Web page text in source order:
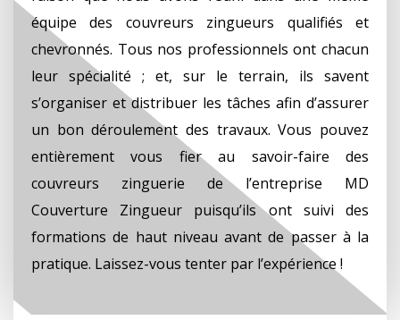
équipe des couvreurs zingueurs qualifiés et
chevronnés. Tous nos professionnels ont chacun
leur spécialité ; et, sur le terrain, ils savent
s’organiser et distribuer les tâches afin d’assurer
un bon déroulement des travaux. Vous pouvez
entièrement vous fier au savoir-faire des
couvreurs zinguerie de l’entreprise MD
Couverture Zingueur puisqu’ils ont suivi des
formations de haut niveau avant de passer à la
pratique. Laissez-vous tenter par l’expérience !